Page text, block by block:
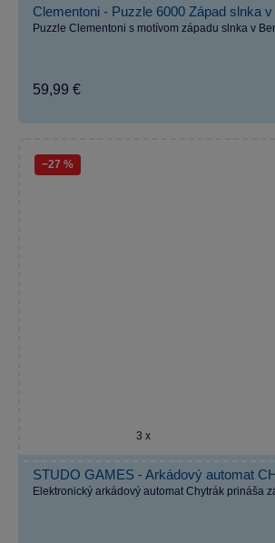
Clementoni - Puzzle 6000 Západ slnka
Puzzle Clementoni s motívom západu slnka v
59,99 €
−27 %
3 x
STUDO GAMES - Arkádový automat
Elektronický arkádový automat Chytrák prináša